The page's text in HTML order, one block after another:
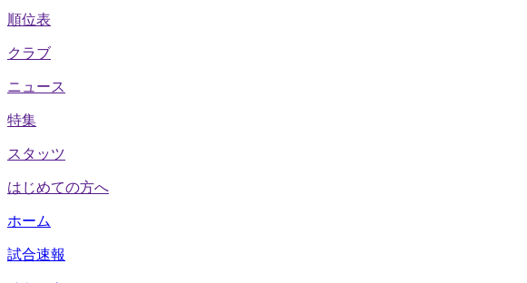
順位表
クラブ
ニュース
特集
スタッツ
はじめての方へ
ホーム
試合速報